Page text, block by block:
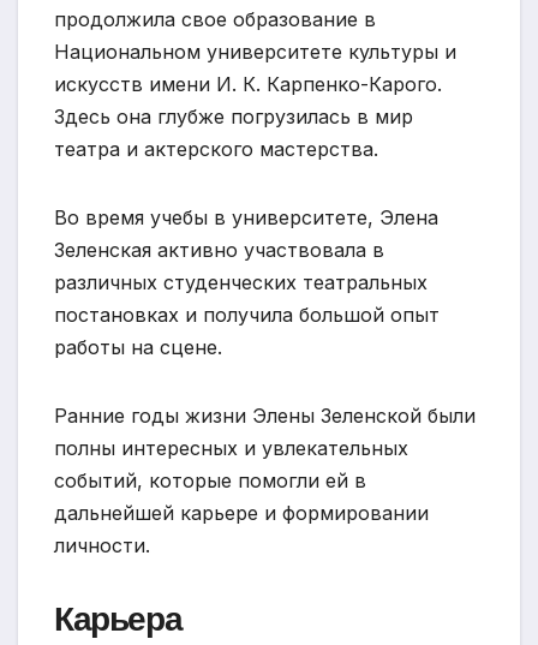
продолжила свое образование в
Национальном университете культуры и
искусств имени И. К. Карпенко-Карого.
Здесь она глубже погрузилась в мир
театра и актерского мастерства.
Во время учебы в университете, Элена
Зеленская активно участвовала в
различных студенческих театральных
постановках и получила большой опыт
работы на сцене.
Ранние годы жизни Элены Зеленской были
полны интересных и увлекательных
событий, которые помогли ей в
дальнейшей карьере и формировании
личности.
Карьера